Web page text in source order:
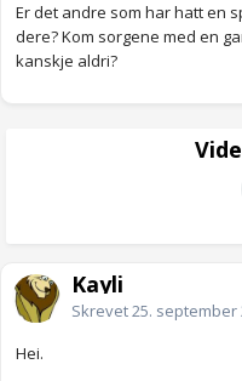
Er det andre som har hatt en
dere? Kom sorgene med en
kanskje aldri?
Kayli
Skrevet25. september
Hei.